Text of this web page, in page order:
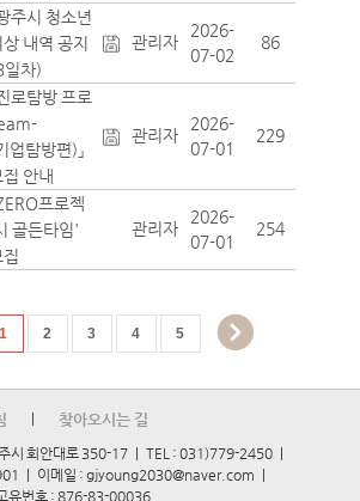
주시 청소년
내역 공지
차)
관리자
2026-
07-02
86
로탐방 프로
탐방편)」
안내
관리자
2026-
07-01
229
프로젝
골든타임'
관리자
2026-
07-01
254
1 2 3 4 5
찾아오시는 길
시 회안대로 350-17 TEL : 031)779-2450
이메일 : gjyoung2030@naver.com
유번호 : 876-83-00036